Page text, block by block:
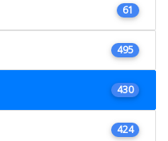
61
495
430
424